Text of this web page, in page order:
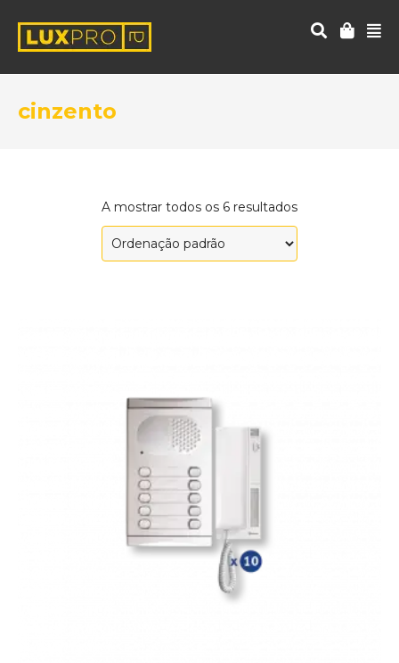
cinzento
A mostrar todos os 6 resultados